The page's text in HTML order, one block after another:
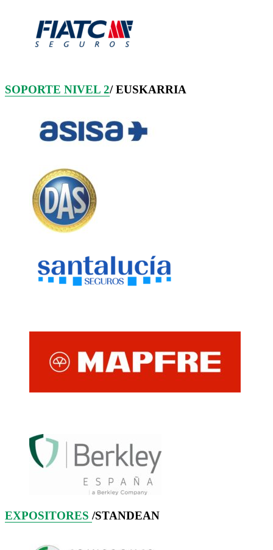
SOPORTE NIVEL 2/ EUSKARRIA
EXPOSITORES /STANDEAN